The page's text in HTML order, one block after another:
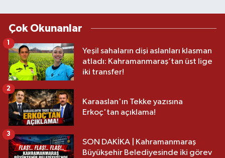
Çok Okunanlar
Yeşil sahaların dişi aslanları klasman
atladı: Kahramanmaraş’tan üst lige
iki transfer!
Karaaslan'ın Tekke yazısına
Erkoç'tan açıklama!
2
SON DAKİKA | Kahramanmaraş
Büyükşehir Belediyesinde iki görev
3